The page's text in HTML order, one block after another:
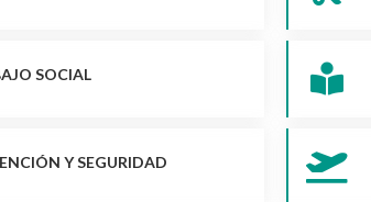
SOCIAL
Y SEGURIDAD